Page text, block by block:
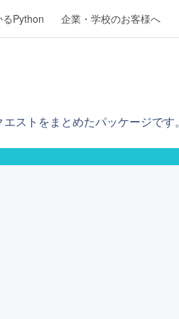
Python 企業・学校のお客様へ
ストをまとめたパッケージです。